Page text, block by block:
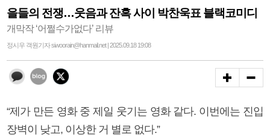
을들의 전쟁…웃음과 잔혹 사이 박찬욱표 블랙코미디
개막작 ‘어쩔수가없다’ 리뷰
정시우 객원기자 siwoorain@hanmail.net | 2025.09.18 19:08
“제가 만든 영화 중 제일 웃기는 영화 같다. 이번에는 진입
장벽이 낮고, 이상한 거 별로 없다.”